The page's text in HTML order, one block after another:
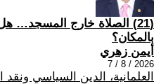
(21) الصلاة خارج المسجد…
بالمكان؟
أيمن زهري
2026 / 8 / 7
العلمانية، الدين السياسي ونقد